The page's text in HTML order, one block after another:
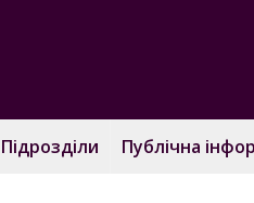
Підрозділи Публічна